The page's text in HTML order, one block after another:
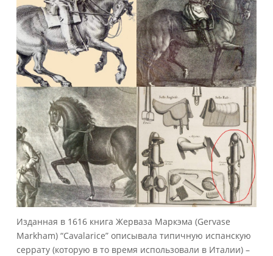
Изданная в 1616 книга Жерваза Маркэма (Gervase
Markham) “Cavalarice” описывала типичную испанскую
серрату (которую в то время использовали в Италии) –